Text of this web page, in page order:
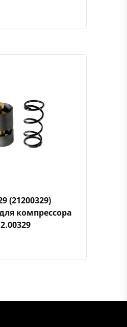
просмотр
Добавить к сравнениюДобавить в избранное
(21200329)
компрессора